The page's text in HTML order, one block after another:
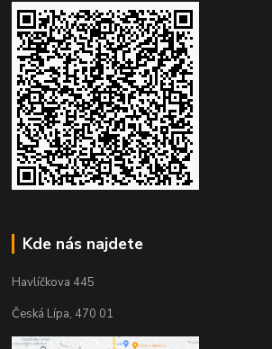
Kde nás najdete
Havlíčkova 445
Česká Lípa, 470 01